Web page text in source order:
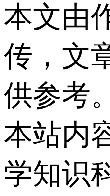
本文由
传，文
供参考。
本站内
学知识